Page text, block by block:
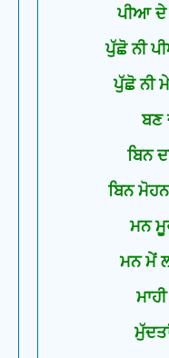
ਪੀਆ ਦੇ
ਪੁੱਛੋ ਨੀ
ਪੁੱਛੋ ਨੀ
ਬਣ
ਬਿਨ
ਬਿਨ
ਮਨ
ਮਨ ਮੇਂ